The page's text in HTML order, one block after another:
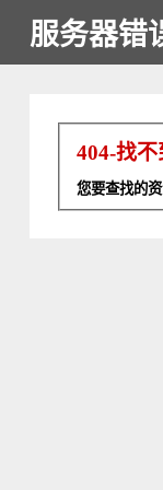
服务器错
404-找不
您要查找的